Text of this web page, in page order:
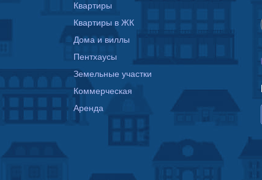
Квартиры
Квартиры в ЖК
Дома и виллы
Пентхаусы
Земельные участки
Коммерческая
Аренда